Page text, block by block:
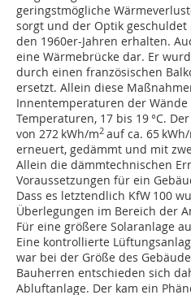
geringstmögliche
sorgt und der Optik
den 1960er-Jahren erhalten.
eine Wärmebrücke dar. Er
durch einen französischen
ersetzt. Allein diese
Innentemperaturen der
Temperaturen, 17 bis 19 °C.
von 272 kWh/m2 auf ca. 65
erneuert, gedämmt und mit
Allein die dämmtechnischen
Voraussetzungen für ein
Dass es letztendlich KfW 100
Überlegungen im Bereich der
Für eine größere Solaranlage
Eine kontrollierte
war bei der Größe des
Bauherren entschieden sich
Abluftanlage. Der kam ein